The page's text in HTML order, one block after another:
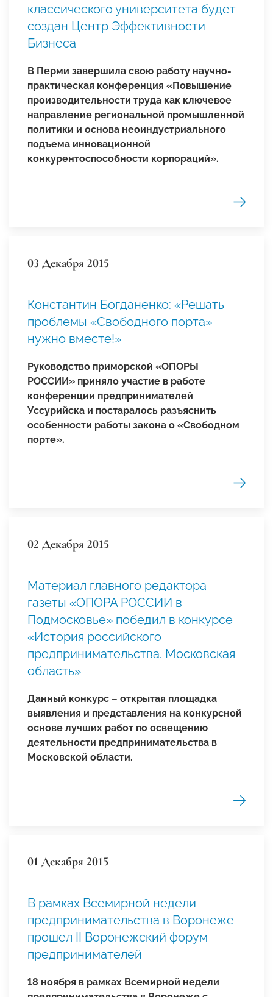
классического университета будет
создан Центр Эффективности
Бизнеса
В Перми завершила свою работу научно-
практическая конференция «Повышение
производительности труда как ключевое
направление региональной промышленной
политики и основа неоиндустриального
подъема инновационной
конкурентоспособности корпораций».
03 Декабря 2015
Константин Богданенко: «Решать
проблемы «Свободного порта»
нужно вместе!»
Руководство приморской «ОПОРЫ
РОССИИ» приняло участие в работе
конференции предпринимателей
Уссурийска и постаралось разъяснить
особенности работы закона о «Свободном
порте».
02 Декабря 2015
Материал главного редактора
газеты «ОПОРА РОССИИ в
Подмосковье» победил в конкурсе
«История российского
предпринимательства. Московская
область»
Данный конкурс – открытая площадка
выявления и представления на конкурсной
основе лучших работ по освещению
деятельности предпринимательства в
Московской области.
01 Декабря 2015
В рамках Всемирной недели
предпринимательства в Воронеже
прошел II Воронежский форум
предпринимателей
18 ноября в рамках Всемирной недели